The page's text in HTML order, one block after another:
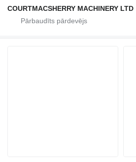
COURTMACSHERRY MACHINERY LTD